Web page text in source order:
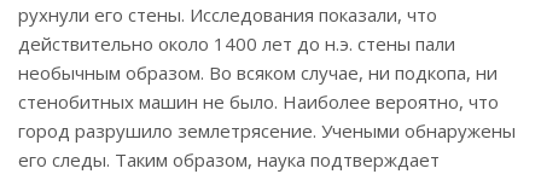
рухнули его стены. Исследования показали, что
действительно около 1400 лет до н.э. стены пали
необычным образом. Во всяком случае, ни подкопа, ни
стенобитных машин не было. Наиболее вероятно, что
город разрушило землетрясение. Учеными обнаружены
его следы. Таким образом, наука подтверждает